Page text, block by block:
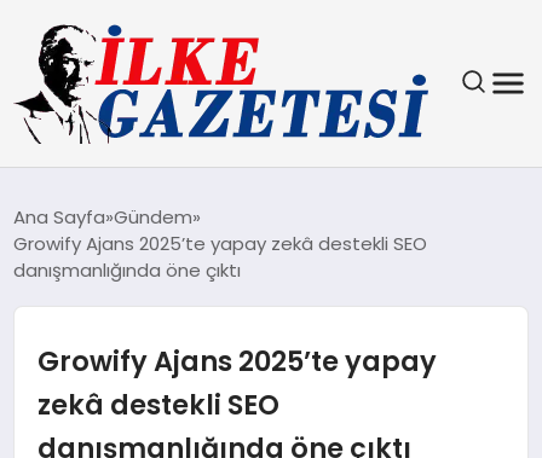
TEKNOLOJI
MAGAZIN
Ana Sayfa Gündem
Growify Ajans 2025’te yapay zekâ destekli SEO
danışmanlığında öne çıktı
Growify Ajans 2025’te yapay
zekâ destekli SEO
danışmanlığında öne çıktı